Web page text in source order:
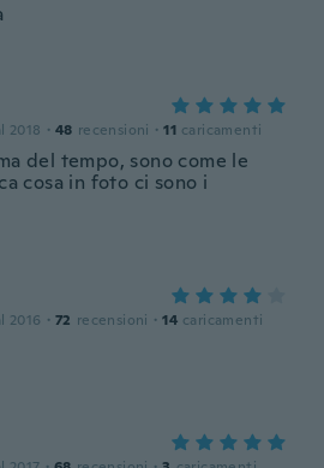
2018 · 48 recensioni · 11 caricamenti
del tempo, sono come le
cosa in foto ci sono i
2016 · 72 recensioni · 14 caricamenti